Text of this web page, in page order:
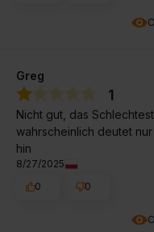
Greg
1
Nicht gut, das
wahrscheinlich deutet
hin
8/27/2025
0
0